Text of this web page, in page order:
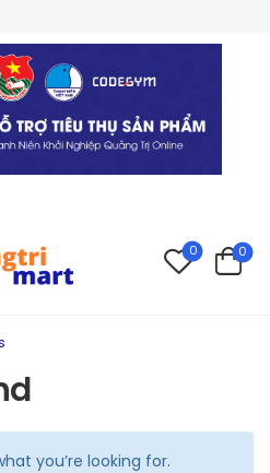
0 0
you’re looking for.